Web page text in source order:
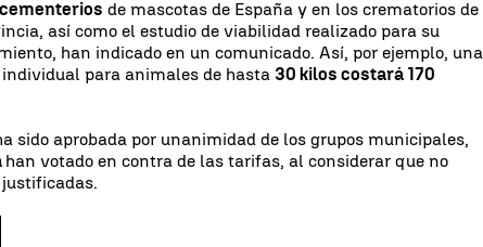
de mascotas de España y en los crematorios de
así como el estudio de viabilidad realizado para su
han indicado en un comunicado. Así, por ejemplo, una
para animales de hasta 30 kilos costará 170
sido aprobada por unanimidad de los grupos municipales,
han votado en contra de las tarifas, al considerar que no